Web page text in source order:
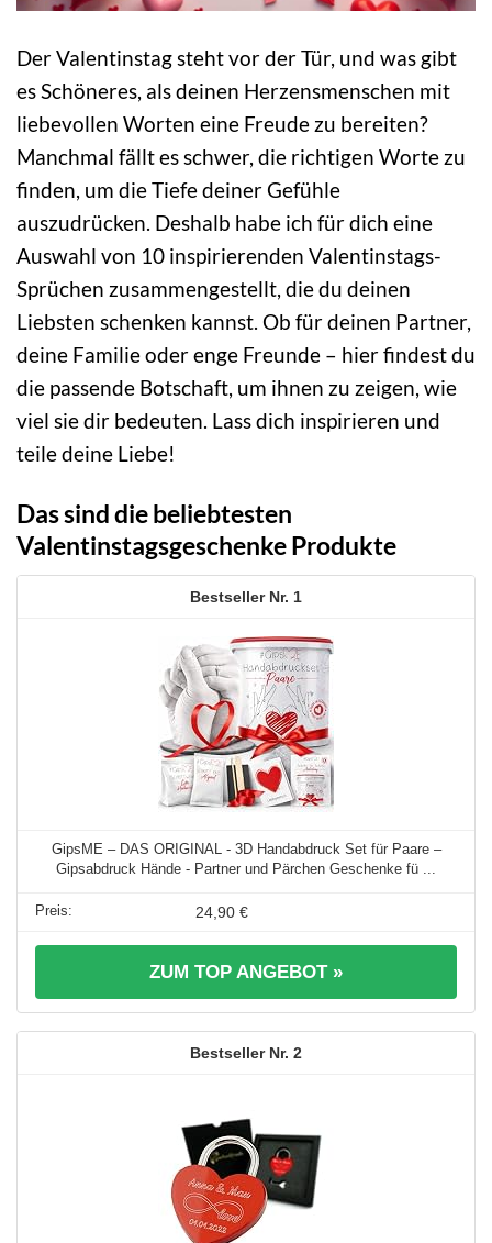
Der Valentinstag steht vor der Tür, und was gibt
es Schöneres, als deinen Herzensmenschen mit
liebevollen Worten eine Freude zu bereiten?
Manchmal fällt es schwer, die richtigen Worte zu
finden, um die Tiefe deiner Gefühle
auszudrücken. Deshalb habe ich für dich eine
Auswahl von 10 inspirierenden Valentinstags-
Sprüchen zusammengestellt, die du deinen
Liebsten schenken kannst. Ob für deinen Partner,
deine Familie oder enge Freunde – hier findest du
die passende Botschaft, um ihnen zu zeigen, wie
viel sie dir bedeuten. Lass dich inspirieren und
teile deine Liebe!
Das sind die beliebtesten
Valentinstagsgeschenke Produkte
1
GipsME – DAS ORIGINAL - 3D Handabdruck Set für Paare –
Gipsabdruck Hände - Partner und Pärchen Geschenke fü ...
24,90 €
ZUM TOP ANGEBOT »
2